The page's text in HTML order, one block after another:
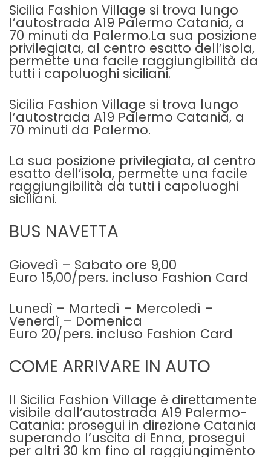
Sicilia Fashion Village si trova lungo
l’autostrada A19 Palermo Catania, a
70 minuti da Palermo.La sua posizione
privilegiata, al centro esatto dell’isola,
permette una facile raggiungibilità da
tutti i capoluoghi siciliani.
Sicilia Fashion Village si trova lungo
l’autostrada A19 Palermo Catania, a
70 minuti da Palermo.
La sua posizione privilegiata, al centro
esatto dell’isola, permette una facile
raggiungibilità da tutti i capoluoghi
siciliani.
BUS NAVETTA
Giovedì – Sabato ore 9,00
Euro 15,00/pers. incluso Fashion Card
Lunedì – Martedì – Mercoledì –
Venerdì – Domenica
Euro 20/pers. incluso Fashion Card
COME ARRIVARE IN AUTO
Il Sicilia Fashion Village è direttamente
visibile dall’autostrada A19 Palermo-
Catania: prosegui in direzione Catania
superando l’uscita di Enna, prosegui
per altri 30 km fino al raggiungimento